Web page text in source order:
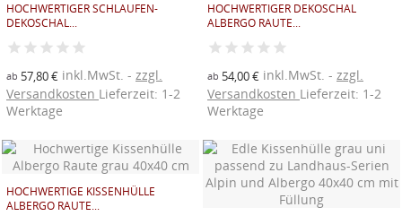
HOCHWERTIGER SCHLAUFEN-
DEKOSCHAL...
ab 57,80 € inkl.MwSt.
zzgl.
Versandkosten Lieferzeit: 1-2
Werktage
HOCHWERTIGER DEKOSCHAL
ALBERGO RAUTE...
ab 54,00 € inkl.MwSt.
zzgl.
Versandkosten Lieferzeit: 1-2
Werktage
HOCHWERTIGE KISSENHÜLLE
ALBERGO RAUTE...